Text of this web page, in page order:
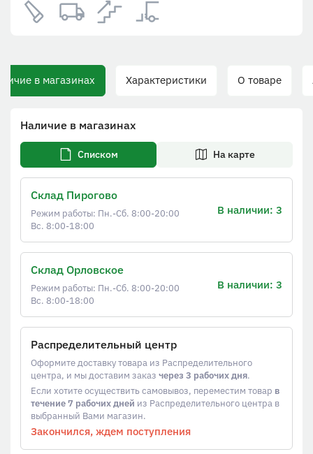
в магазинах Характеристики О товаре
Наличие в магазинах
Списком На карте
Склад Пирогово
Режим работы: Пн.-Сб. 8:00-20:00
Вс. 8:00-18:00
В наличии: 3
Склад Орловское
Режим работы: Пн.-Сб. 8:00-20:00
Вс. 8:00-18:00
В наличии: 3
Распределительный центр
Оформите доставку товара из Распределительного
центра, и мы доставим заказ через 3 рабочих дня.
Если хотите осуществить самовывоз, переместим товар в
течение 7 рабочих дней из Распределительного центра в
выбранный Вами магазин.
Закончился, ждем поступления